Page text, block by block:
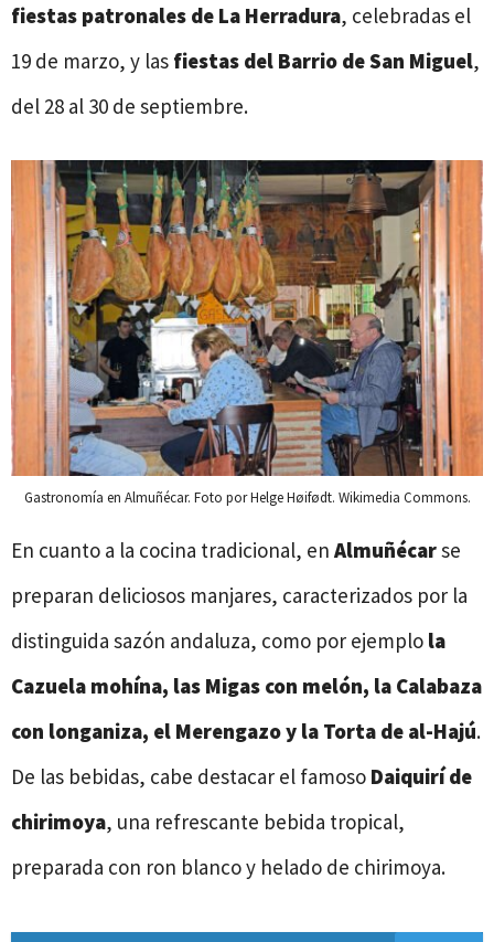
fiestas patronales de La Herradura, celebradas el
19 de marzo, y las fiestas del Barrio de San Miguel,
del 28 al 30 de septiembre.
Gastronomía en Almuñécar. Foto por Helge Høifødt. Wikimedia Commons.
En cuanto a la cocina tradicional, en Almuñécarse
preparan deliciosos manjares, caracterizados por la
distinguida sazón andaluza, como por ejemplo la
Cazuela mohína, las Migas con melón, la Calabaza
con longaniza, el Merengazo y la Torta de al-Hajú.
De las bebidas, cabe destacar el famoso Daiquirí de
chirimoya, una refrescante bebida tropical,
preparada con ron blanco y helado de chirimoya.